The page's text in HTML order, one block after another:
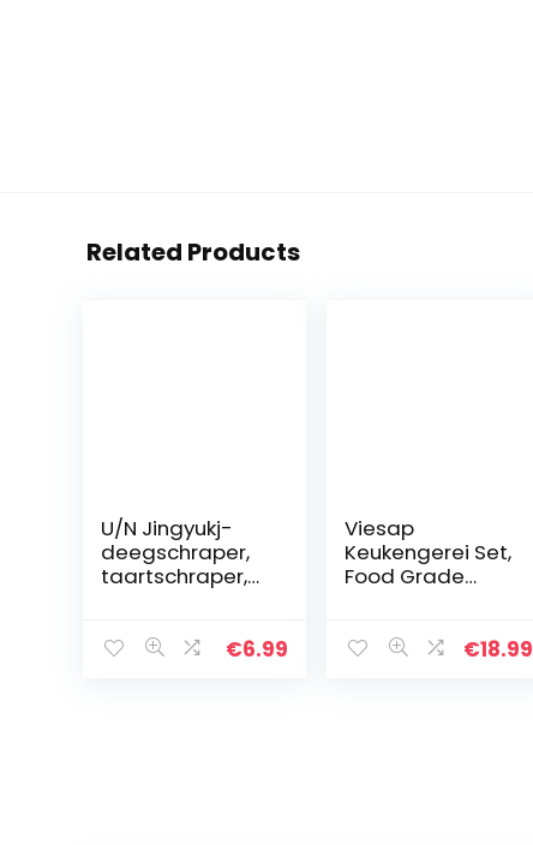
Related Products
U/N Jingyukj-
deegschraper,
taartschraper,
deegverdeler,
€6.99
Viesap
Keukengerei Set,
Food Grade
Keukengerei, 11
€18.99